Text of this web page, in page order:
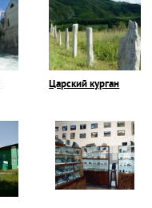
Царский курган